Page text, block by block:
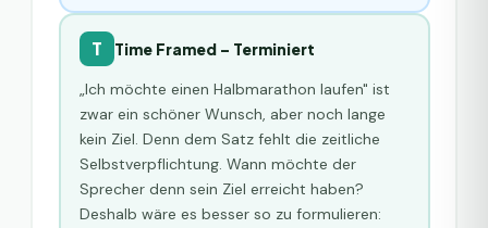
T Time Framed – Terminiert
„Ich möchte einen Halbmarathon laufen" ist
zwar ein schöner Wunsch, aber noch lange
kein Ziel. Denn dem Satz fehlt die zeitliche
Selbstverpflichtung. Wann möchte der
Sprecher denn sein Ziel erreicht haben?
Deshalb wäre es besser so zu formulieren: